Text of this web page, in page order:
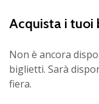
Acquista i tuoi
Non è ancora
biglietti. Sarà
fiera.